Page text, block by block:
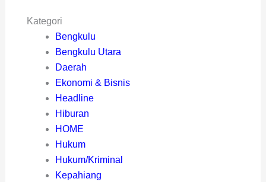
Kategori
Bengkulu
Bengkulu Utara
Daerah
Ekonomi & Bisnis
Headline
Hiburan
HOME
Hukum
Hukum/Kriminal
Kepahiang